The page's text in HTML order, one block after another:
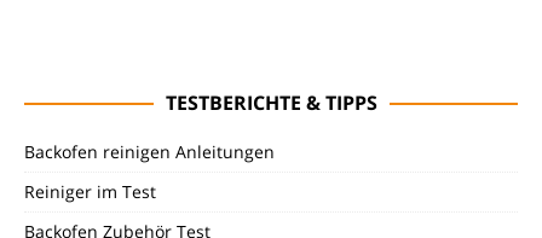
TESTBERICHTE & TIPPS
Backofen reinigen Anleitungen
Reiniger im Test
Backofen Zubehör Test